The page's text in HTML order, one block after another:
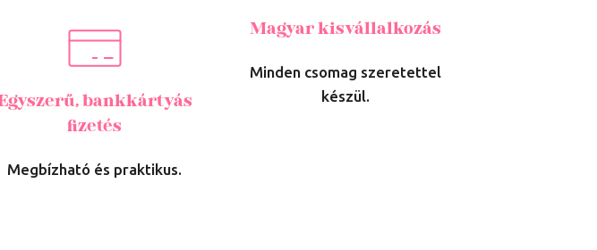
bankkártyás
fizetés
Megbízható és praktikus.
Magyar kisvállalkozás
Minden csomag szeretettel
készül.